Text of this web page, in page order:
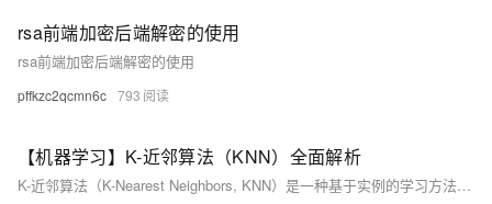
rsa前端加密后端解密的使用
rsa前端加密后端解密的使用
pffkzc2qcmn6c 793
【机器学习】K-近邻算法（KNN）全面解析
K-近邻算法（K-Nearest Neighbors, KNN）是一种基于实例的学习方法，属于监督学习范畴。它的工作原理简单直观：给定一个训练数据集，对新的输入实例，KNN算法通过计算其与训练集中每个实例的距离，找出距离最近的K个邻居，然后根据这些邻居的类别（对于分类任务）或值（对于回归任务）来预测新实例的类别或值。KNN因其简单高效和无需训练过程的特点，在众多领域中得到广泛应用，如模式识别、推荐系统、图像分类等。